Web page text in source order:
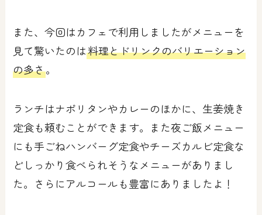
また、今回はカフェで利用しましたがメニューを
見て驚いたのは料理とドリンクのバリエーション
の多さ。
ランチはナポリタンやカレーのほかに、生姜焼き
定食も頼むことができます。また夜ご飯メニュー
にも手ごねハンバーグ定食やチーズカルビ定食な
どしっかり食べられそうなメニューがありまし
た。さらにアルコールも豊富にありましたよ！